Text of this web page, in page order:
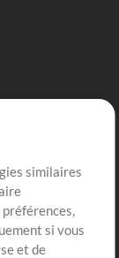
similaires
si vous
et de